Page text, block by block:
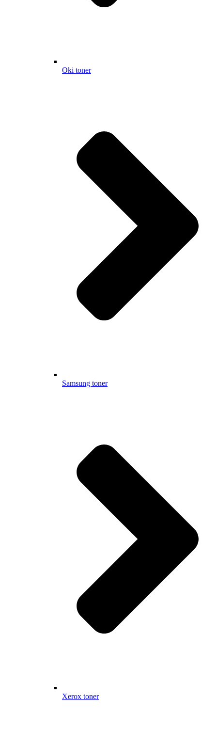
Oki toner
Samsung toner
Xerox toner